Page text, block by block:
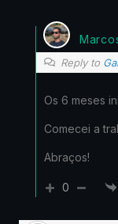
Reply to
Os 6 meses
Comecei a
Abraços!
0